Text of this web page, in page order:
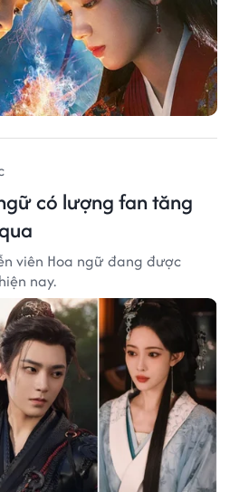
có lượng fan tăng
viên Hoa ngữ đang được
nay.